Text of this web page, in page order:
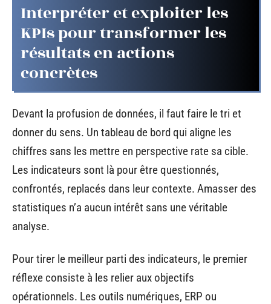
Interpréter et exploiter les
KPIs pour transformer les
résultats en actions
concrètes
Devant la profusion de données, il faut faire le tri et
donner du sens. Un tableau de bord qui aligne les
chiffres sans les mettre en perspective rate sa cible.
Les indicateurs sont là pour être questionnés,
confrontés, replacés dans leur contexte. Amasser des
statistiques n’a aucun intérêt sans une véritable
analyse.
Pour tirer le meilleur parti des indicateurs, le premier
réflexe consiste à les relier aux objectifs
opérationnels. Les outils numériques, ERP ou